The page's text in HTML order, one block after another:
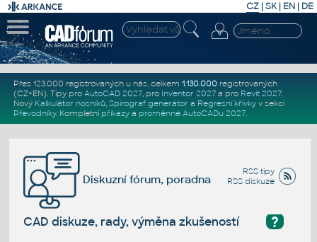
CZ | SK| EN | DE
Přes 123.000 registrovaných u nás, celkem 1.130.000registrovaných
(CZ+EN). Tipy pro AutoCAD 2027, pro Inventor 2027a pro Revit 2027.
Nový Kalkulátor nosníků, Spirograf generátor a Regresní křivkyv sekci
Převodníky. Kompletní příkazya proměnné AutoCADu 2027.
RSS tipy
RSS diskuze
Diskuzní fórum, poradna
?
CAD diskuze, rady, výměna zkušeností